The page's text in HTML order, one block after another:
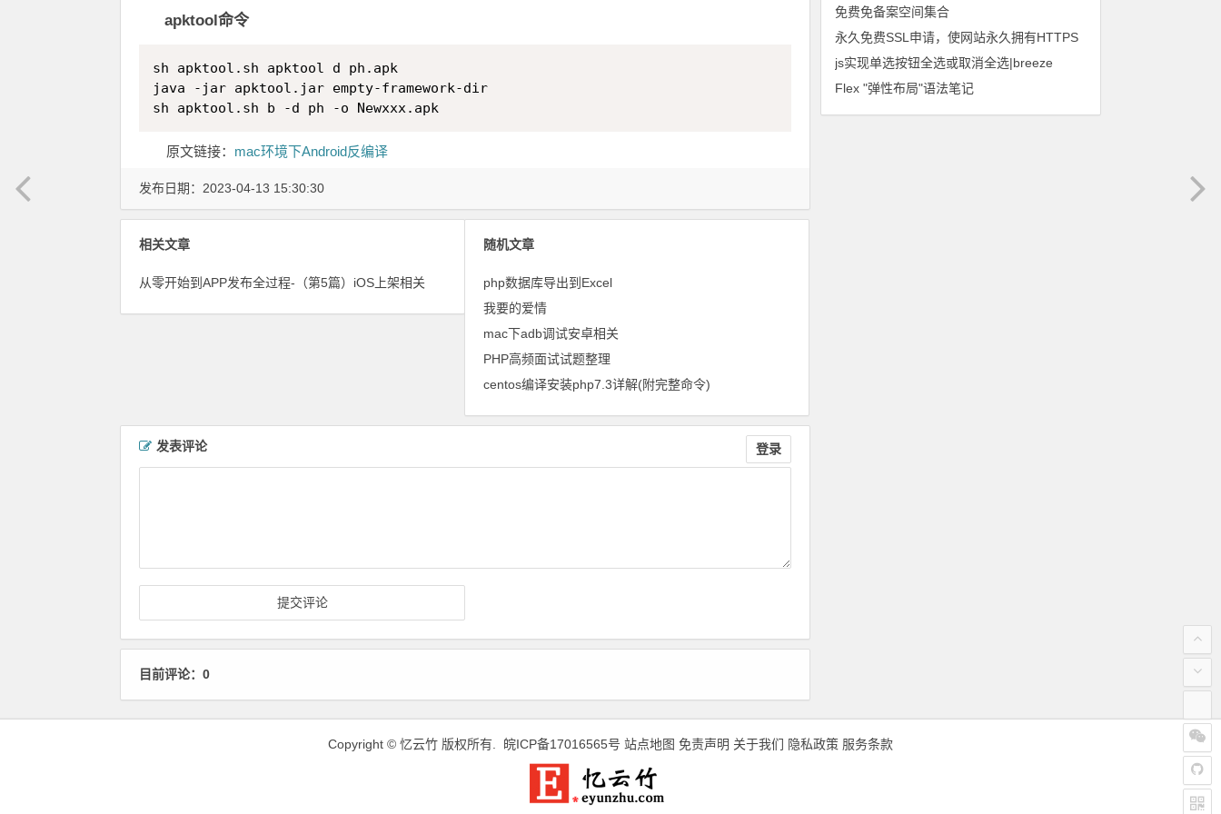
apktool命令
sh apktool.sh apktool d ph.apk
java -jar apktool.jar empty-framework-dir
原文链接： mac环境下Android反编译
发布日期：2023-04-13 15:30:30
相关文章
从零 开始到APP发布全过程-（第5篇）iOS上架相关
随机文章
php数据库导出到Excel
我要的爱情
mac下adb调试安卓相关
PHP高频面试试题整理
centos编译安装php7.3详解(附完整命令)
发表评论 登录
目前评论：0
免费免备案空间集合
永久免费SSL申请，使网站永久拥有HTTPS
js实现单选按钮全选或取消全选|breeze
Flex "弹性布局"语法笔记
Copyright © 忆云竹 版权所有. 皖ICP备17016565号 站点地图 免责声明 关于我们 隐私政策 服务条款